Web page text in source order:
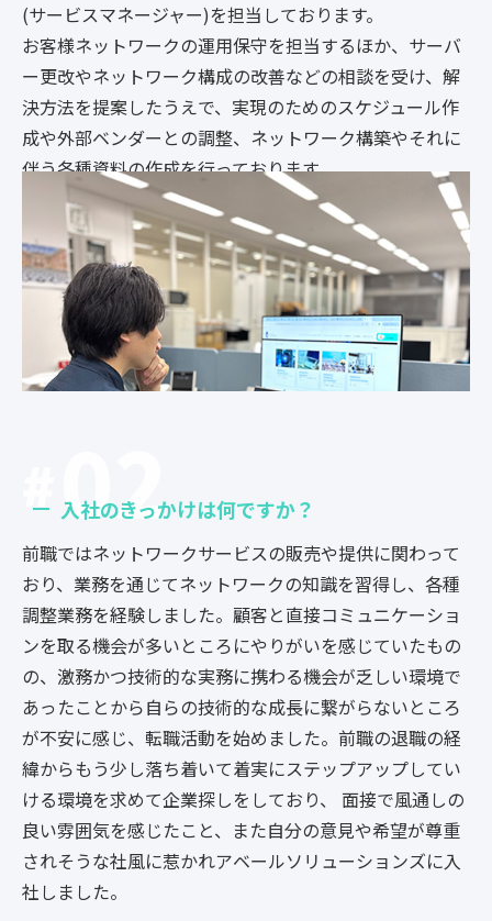
(サービスマネージャー)を担当しております。
お客様ネットワークの運用保守を担当するほか、サーバ
ー更改やネットワーク構成の改善などの相談を受け、解
決方法を提案したうえで、実現のためのスケジュール作
成や外部ベンダーとの調整、ネットワーク構築やそれに
伴う各種資料の作成を行っております。
02
入社のきっかけは何ですか？
前職ではネットワークサービスの販売や提供に関わって
おり、業務を通じてネットワークの知識を習得し、各種
調整業務を経験しました。 顧客と直接コミュニケーショ
ンを取る機会が多いところにやりがいを感じていたもの
の、激務かつ技術的な実務に携わる機会が乏しい環境で
あったことから自らの技術的な成長に繋がらないところ
が不安に感じ、転職活動を始めました。 前職の退職の経
緯からもう少し落ち着いて着実にステップアップしてい
ける環境を求めて企業探しをしており、 面接で風通しの
良い雰囲気を感じたこと、また自分の意見や希望が尊重
されそうな社風に惹かれアベールソリューションズに入
社しました。